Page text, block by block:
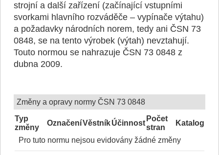
strojní a další zařízení (začínající vstupními
svorkami hlavního rozváděče – vypínače výtahu)
a požadavky národních norem, tedy ani ČSN 73
0848, se na tento výrobek (výtah) nevztahují.
Touto normou se nahrazuje ČSN 73 0848 z
dubna 2009.
Změny a opravy normy ČSN 73 0848
Typ
změny
OznačeníVěstníkÚčinnost
Počet
stran
Katalog
Pro tuto normu nejsou evidovány žádné změny